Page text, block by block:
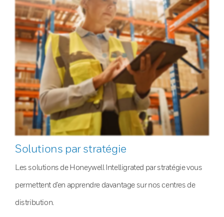
Solutions par stratégie
Les solutions de Honeywell Intelligrated par stratégie vous
permettent d’en apprendre davantage sur nos centres de
distribution.